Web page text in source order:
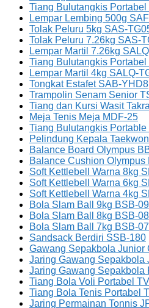
Tiang Bulutangkis Portabel
Lempar Lembing 500g
Tolak Peluru 5kg SAS-
Tolak Peluru 7.26kg SAS-
Lempar Martil 7.26kg
Tiang Bulutangkis Portabel
Lempar Martil 4kg SALQ-
Tongkat Estafet SAB-YHD8
Trampolin Senam Senior
Tiang dan Kursi Wasit
Meja Tenis Meja MDF-25
Tiang Bulutangkis Portable
Pelindung Kepala
Balance Board Olympus
Balance Cushion Olympus
Soft Kettlebell Warna 8kg
Soft Kettlebell Warna 6kg
Soft Kettlebell Warna 4kg
Bola Slam Ball 9kg BSB-09
Bola Slam Ball 8kg BSB-08
Bola Slam Ball 7kg BSB-07
Sandsack Berdiri SSB-180
Gawang Sepakbola Junior
Jaring Gawang Sepakbola
Jaring Gawang Sepakbola
Tiang Bola Voli Portabel
Tiang Bola Tenis Portabel
Jaring Permainan Tonnis